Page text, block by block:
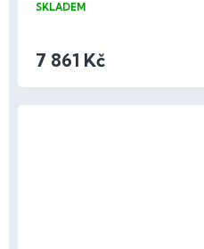
SKLADEM
7 861 Kč